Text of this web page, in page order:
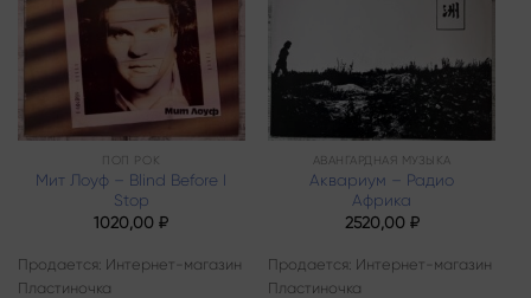
ПОП РОК
Мит Лоуф – Blind Before I
Stop
1020,00₽
Продается: Интернет-магазин
Пластиночка
АВАНГАРДНАЯ МУЗЫКА
Аквариум – Радио
Африка
2520,00 ₽
Продается: Интернет-магазин
Пластиночка